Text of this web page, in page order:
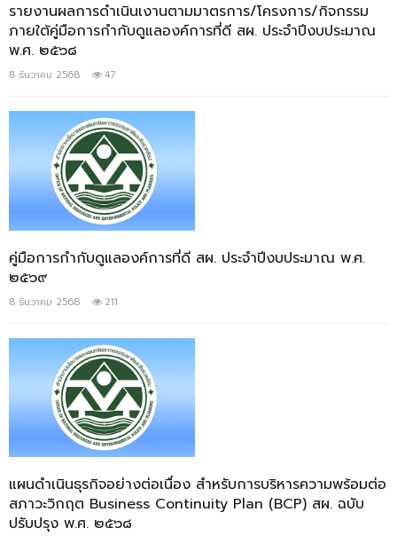
รายงานผลการดำเนินเงานตามมาตรการ/โครงการ/กิจกรรม
ภายใต้คู่มือการกำกับดูแลองค์การที่ดี สผ. ประจำปีงบประมาณ
พ.ศ. ๒๕๖๘
8 ธันวาคม 2568 47
คู่มือการกำกับดูแลองค์การที่ดี สผ. ประจำปีงบประมาณ พ.ศ.
๒๕๖๙
8 ธันวาคม 2568 211
แผนดำเนินธุรกิจอย่างต่อเนื่อง สำหรับการบริหารความพร้อมต่อ
สภาวะวิกฤต Business Continuity Plan (BCP) สผ. ฉบับ
ปรับปรุง พ.ศ. ๒๕๖๘